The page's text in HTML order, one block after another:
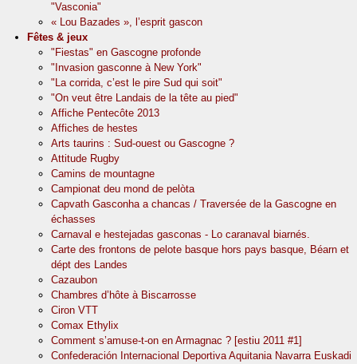
"Vasconia"
« Lou Bazades », l’esprit gascon
Fêtes & jeux
"Fiestas" en Gascogne profonde
"Invasion gasconne à New York"
"La corrida, c’est le pire Sud qui soit"
"On veut être Landais de la tête au pied"
Affiche Pentecôte 2013
Affiches de hestes
Arts taurins : Sud-ouest ou Gascogne ?
Attitude Rugby
Camins de mountagne
Campionat deu mond de pelòta
Capvath Gasconha a chancas / Traversée de la Gascogne en
échasses
Carnaval e hestejadas gasconas - Lo caranaval biarnés.
Carte des frontons de pelote basque hors pays basque, Béarn et
dépt des Landes
Cazaubon
Chambres d’hôte à Biscarrosse
Ciron VTT
Comax Ethylix
Comment s’amuse-t-on en Armagnac ? [estiu 2011 #1]
Confederación Internacional Deportiva Aquitania Navarra Euskadi